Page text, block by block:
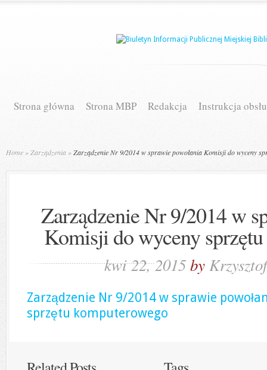
Strona główna Strona MBP Redakcja Instrukcja
Home » Zarządzenia » Zarządzenie Nr 9/2014 w sprawie powołania Komisji do wyceny
Zarządzenie Nr 9/2014 w
Komisji do wyceny
kwi 22, 2015by
Zarządzenie Nr 9/2014 w sprawie
sprzętu komputerowego